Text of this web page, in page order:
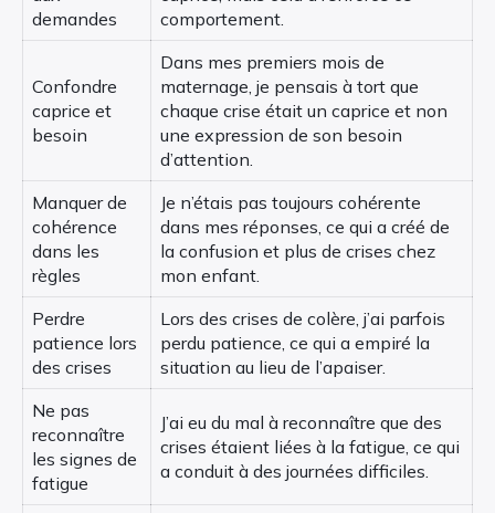
demandes
comportement.
Confondre
caprice et
besoin
Dans mes premiers mois de
maternage, je pensais à tort que
chaque crise était un caprice et non
une expression de son besoin
d’attention.
Manquer de
cohérence
dans les
règles
Je n’étais pas toujours cohérente
dans mes réponses, ce qui a créé de
la confusion et plus de crises chez
mon enfant.
Perdre
patience lors
des crises
Lors des crises de colère, j’ai parfois
perdu patience, ce qui a empiré la
situation au lieu de l’apaiser.
Ne pas
reconnaître
les signes de
fatigue
J’ai eu du mal à reconnaître que des
crises étaient liées à la fatigue, ce qui
a conduit à des journées difficiles.